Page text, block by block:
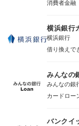
消費者金融
横浜銀行
横浜銀行
借り換えで
みんなの
みんなの銀
カードロー
バンクイ